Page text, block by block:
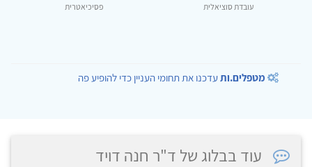
עובדת סוציאלית פסיכיאטרית
מטפלים.ותעדכנו את תחומי העניין כדי להופיע פה
עוד בבלוג של ד"ר חנה דויד